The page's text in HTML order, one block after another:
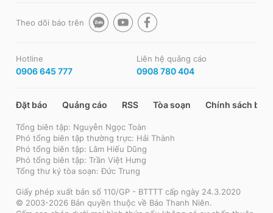
Theo dõi báo trên
Hotline
0906 645 777
Liên hệ quảng cáo
0908 780 404
Đặt báo Quảng cáo RSS Tòa soạn Chính sách bảo
Tổng biên tập: Nguyễn Ngọc Toàn
Phó tổng biên tập thường trực: Hải Thành
Phó tổng biên tập: Lâm Hiếu Dũng
Phó tổng biên tập: Trần Việt Hưng
Tổng thư ký tòa soạn: Đức Trung
Giấy phép xuất bản số 110/GP - BTTTT cấp ngày 24.3.2020
© 2003-2026 Bản quyền thuộc về Báo Thanh Niên.